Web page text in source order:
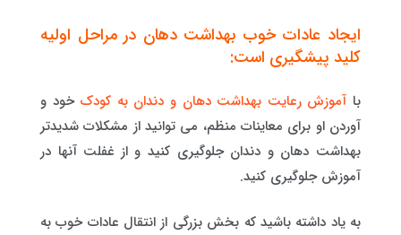
ایجاد عادات خوب بهداشت دهان در مراحل اولیه
کلید پیشگیری است:
با آموزش رعایت بهداشت دهان و دندان به کودک خود و
آوردن او برای معاینات منظم، می توانید از مشکلات شدیدتر
بهداشت دهان و دندان جلوگیری کنید و از غفلت آنها در
آموزش جلوگیری کنید.
به یاد داشته باشید که بخش بزرگی از انتقال عادات خوب به